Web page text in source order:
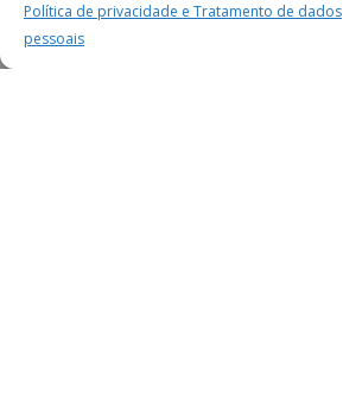
Política de privacidade e Tratamento de dados
pessoais